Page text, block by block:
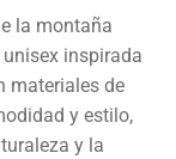
la montaña
inspirada
materiales de
y estilo,
y la